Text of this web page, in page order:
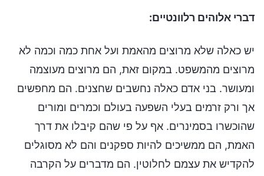
דברי אלוהים רלוונטיים:
יש כאלה שלא מרוצים מהאמת ועל אחת כמה וכמה לא
מרוצים מהמשפט. במקום זאת, הם מרוצים מעוצמה
ומעושר. בני אדם כאלה נחשבים שחצנים. הם מחפשים
אך ורק זרמים בעלי השפעה בעולם וכמרים ומורים
שהוכשרו בסמינרים. אף על פי שהם קיבלו את דרך
האמת, הם ממשיכים להיות ספקנים והם לא מסוגלים
להקדיש את עצמם לחלוטין. הם מדברים על הקרבה